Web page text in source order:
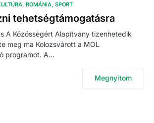
ROMÁNIA SPORT
tehetségtámogatásra
A Közösségért Alapítvány tizenhetedik
meg ma Kolozsvárott a MOL
programot. A…
Megnyitom